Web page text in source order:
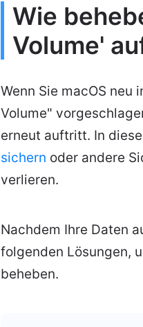
Wie
Volume'
Wenn Sie macOS
Volume"
erneut auftritt. In
sichern oder andere
verlieren.
Nachdem Ihre Daten
folgenden Lösungen,
beheben.